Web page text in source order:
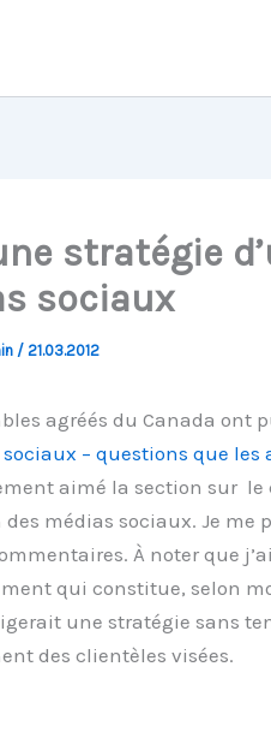
stratégie
sociaux
/ 21.03.2012
agréés du Canada
sociaux – questions que
aimé la section sur
médias sociaux. Je me
À noter que
qui constitue, selon
une stratégie sans
des clientèles visées.